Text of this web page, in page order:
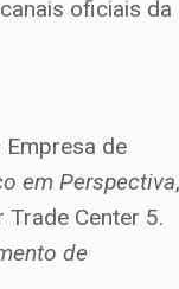
oficiais da
de
em Perspectiva
Center 5.
de